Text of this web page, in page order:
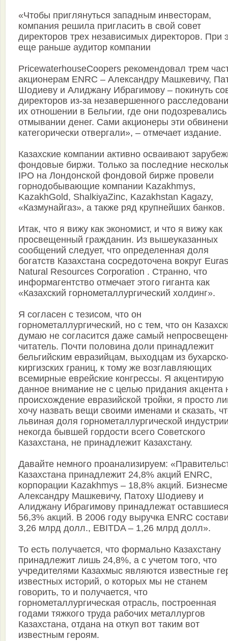
«Чтобы приглянуться западным инвесторам,
компания решила пригласить в свой совет
директоров трех независимых директоров. При
еще раньше аудитор компании
PricewaterhouseCoopers рекомендовал трем
акционерам ENRC – Александру Машкевичу,
Шодиеву и Алиджану Ибрагимову – покинуть
директоров из-за незавершенного
их отношении в Бельгии, где они
отмывании денег. Сами акционеры эти
категорически отвергали», – отмечает издание.
Казахские компании активно осваивают
фондовые биржи. Только за последние
IPO на Лондонской фондовой бирже провели
горнодобывающие компании Kazakhmys,
KazakhGold, ShalkiyaZinc, Kazakhstan Kagazy,
«Казмунайгаз», а также ряд крупнейших банков.
Итак, что я вижу как экономист, и что я вижу как
просвещенный гражданин. Из вышеуказанных
сообщений следует, что определенная доля
богатств Казахстана сосредоточена вокруг
Natural Resources Corporation . Странно, что
информагентство отмечает этого гиганта как
«Казахский горнометаллургический холдинг».
Я согласен с тезисом, что он
горнометаллургический, но с тем, что он
думаю не согласится даже самый
читатель. Почти половина доли принадлежит
бельгийским евразийцам, выходцам из
киргизских границ, к тому же возглавляющих
всемирные еврейские конгрессы. Я акцентирую
данное внимание не с целью придания акцента
происхождение евразийской тройки, я просто
хочу назвать вещи своими именами и сказать,
львиная доля горнометаллургической
некогда бывшей гордости всего Советского
Казахстана, не принадлежит Казахстану.
Давайте немного проанализируем:
Казахстана принадлежит 24,8% акций ENRC,
корпорации Kazakhmys – 18,8% акций.
Александру Машкевичу, Патоху Шодиеву и
Алиджану Ибрагимову принадлежат оставшиеся
56,3% акций. В 2006 году выручка ENRC
3,26 млрд долл., EBITDA – 1,26 млрд долл».
То есть получается, что формально Казахстану
принадлежит лишь 24,8%, а с учетом того, что
учредителями Казахмыс являются известные
известных историй, о которых мы не станем
говорить, то и получается, что
горнометаллургическая отрасль, построенная
годами тяжкого труда рабочих металлургов
Казахстана, отдана на откуп вот таким вот
известным героям.